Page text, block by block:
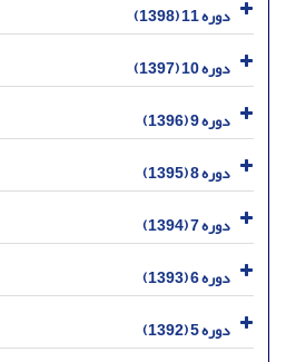
دوره 11 (1398)
دوره 10 (1397)
دوره 9 (1396)
دوره 8 (1395)
دوره 7 (1394)
دوره 6 (1393)
دوره 5 (1392)